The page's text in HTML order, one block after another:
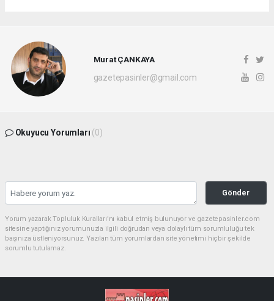
Murat ÇANKAYA
gazetepasinler@gmail.com
Okuyucu Yorumları (0)
Gönder
Yorum yazarak Topluluk Kuralları’nı kabul etmiş bulunuyor ve gazetepasinler.com
sitesine yaptığınız yorumunuzla ilgili doğrudan veya dolaylı tüm sorumluluğu tek
başınıza üstleniyorsunuz. Yazılan tüm yorumlardan site yönetimi hiçbir şekilde
sorumlu tutulamaz.